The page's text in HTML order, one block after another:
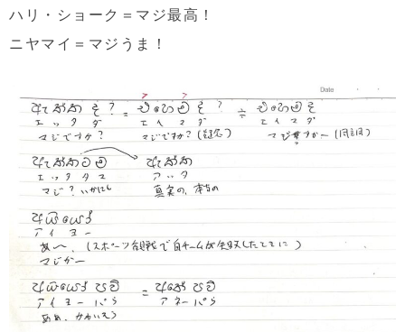
ハリ・ショーク＝マジ最高！
ニヤマイ＝マジうま！